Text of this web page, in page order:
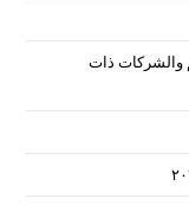
والشركات ذات